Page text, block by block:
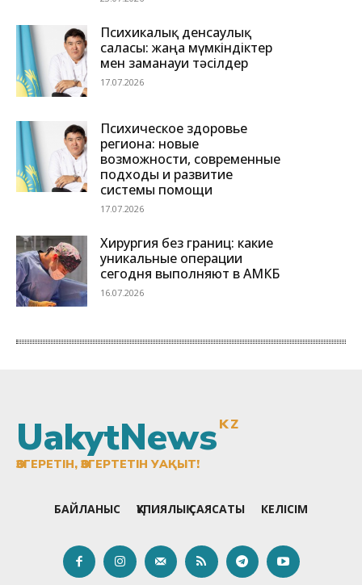
UakytNewsKZ
ӨЗГЕРЕТІН, ӨЗГЕРТЕТІН УАҚЫТ!
БАЙЛАНЫС ҚҰПИЯЛЫҚ САЯСАТЫ КЕЛІСІМ